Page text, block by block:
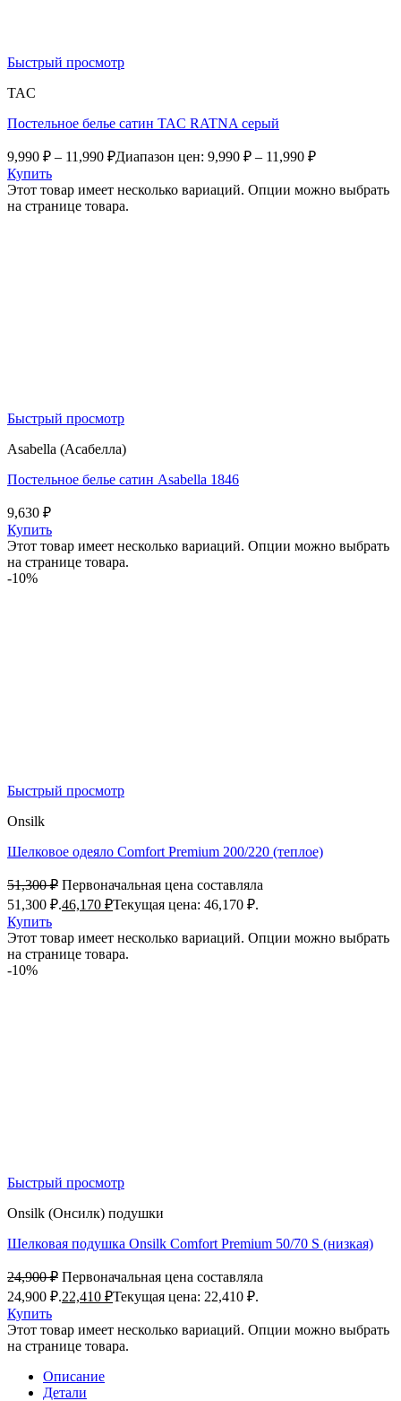
Быстрый просмотр
TAC
Постельное белье сатин TAC RATNA серый
9,990 ₽ – 11,990 ₽Диапазон цен: 9,990 ₽ – 11,990 ₽
Купить
Этот товар имеет несколько вариаций. Опции можно выбрать
на странице товара.
Быстрый просмотр
Asabella (Асабелла)
Постельное белье сатин Asabella 1846
9,630 ₽
Купить
Этот товар имеет несколько вариаций. Опции можно выбрать
на странице товара.
-10%
Быстрый просмотр
Onsilk
Шелковое одеяло Comfort Premium 200/220 (теплое)
51,300₽ Первоначальная цена составляла
51,300 ₽.46,170 ₽Текущая цена: 46,170 ₽.
Купить
Этот товар имеет несколько вариаций. Опции можно выбрать
на странице товара.
-10%
Быстрый просмотр
Onsilk (Онсилк) подушки
Шелковая подушка Onsilk Comfort Premium 50/70 S (низкая)
24,900₽ Первоначальная цена составляла
24,900 ₽.22,410 ₽Текущая цена: 22,410 ₽.
Купить
Этот товар имеет несколько вариаций. Опции можно выбрать
на странице товара.
Описание
Детали